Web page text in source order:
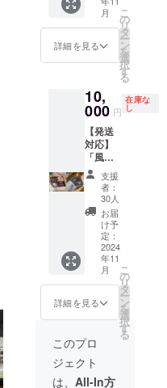
トもし
くは半
を使用
したボ
ラ） ・
クーゲ
ル
（チョ
コレー
トカッ
プを使
用した
ボンボ
ンショ
コラ）
※オリジ
ナルの
（モー
につい
ては別
がかか
りま
す。 賞
味期限
・納品
製造で
ンボン
ショコ
・エン
ロービ
ングタ
イプ
（風の
森ショ
コラの
ような
形のボ
ンボン
ショコ
ラ） ・
モール
（ハー
くは半
球の型
したボ
ンボン
ショコ
ラ） ・
を開催
しま
す。 日
本酒
れに合
わせて
佐藤が
セレク
トした
チョコ
レート
を店舗
で楽し
んで頂
けるチ
ケット
になり
ます。
※東京都
にある
店舗
A
CHOCO
LATE &
factory
ラ4個入
・配送
方法：
11月発
でお届
けしま
す。 ※
もし外
気温が
暑い場
合は、
冷蔵配
送に変
更をさ
せて頂
きま
す。 ・
消費期
限：ご
到着日
より14
ちする
お届け
いたし
（内
容）
①〝La
vie en
chocola
t 4P〟
ンショ
コラ4個
入
②〝Sa
ke
japonai
s
Kazeno
mori〟
日本酒
「風の
森」
ショコ
ラ4個入
・配送
方法：
11月発
温配送
でお届
けしま
す。 ※
月
詳細を見る
こ
の
リ
タ
ー
ン
を
選
択
す
る
10,
000 円
在庫な
し
【発送
対応】
「風の
森」ボ
ンボン
ショコ
ラと癒
しの
チョコ
缶の
セット
（内
容）
①〝Sa
ke
japonai
s
Kazeno
mori〟
日本酒
支援
者：
30人
お届
け予
定：
2024
年11
月
詳細を見る
こ
の
リ
タ
ー
ン
を
選
択
す
る
このプロ
ジェクト
は、 All-In方